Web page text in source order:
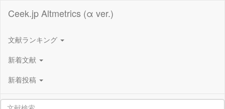
Ceek.jp Altmetrics (α ver.)
文献ランキング
新着文献
新着投稿